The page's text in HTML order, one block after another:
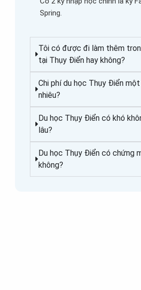
Spring.
Tôi có được đi làm thêm
tại Thụy Điển hay không?
Chi phí du học Thụy Điển một
nhiêu?
Du học Thụy Điển có khó
lâu?
Du học Thụy Điển có chứng
không?